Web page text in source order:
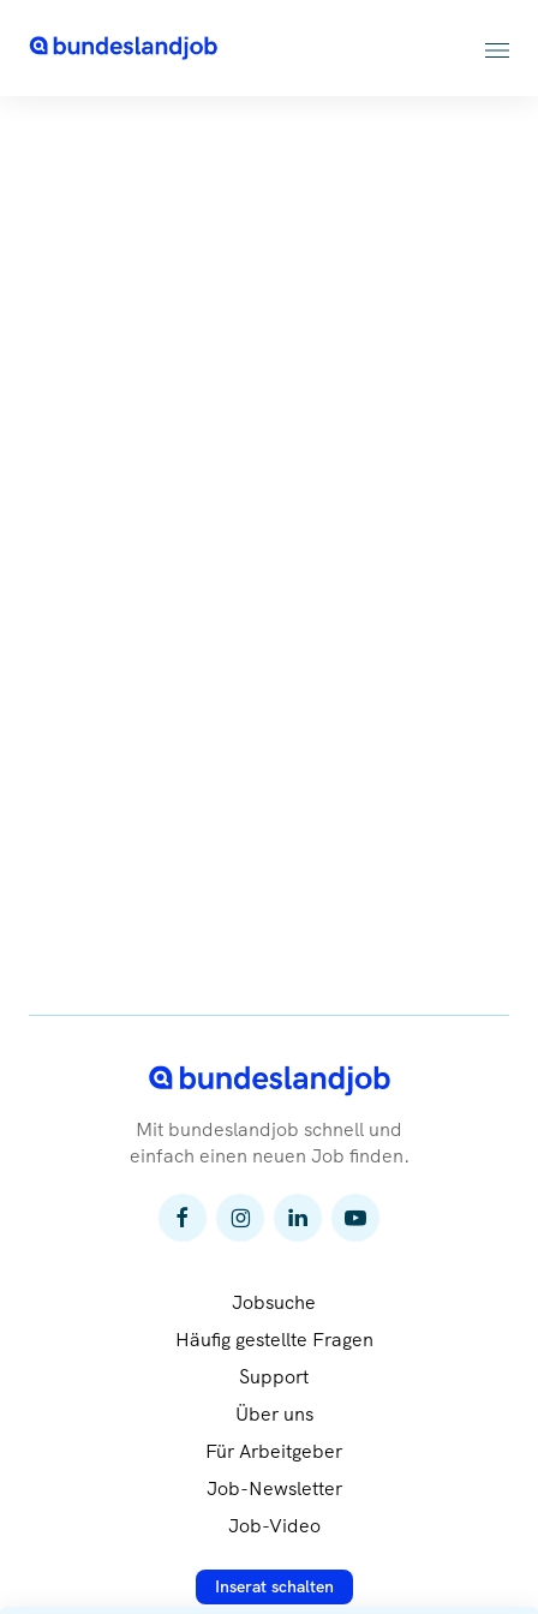
Mit bundeslandjob schnell und
einfach einen neuen Job finden.
Jobsuche
Häufig gestellte Fragen
Support
Über uns
Für Arbeitgeber
Job-Newsletter
Job-Video
Inserat schalten